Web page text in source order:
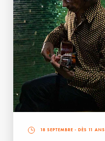
18 SEPTEMBRE - DÈS 11 ANS